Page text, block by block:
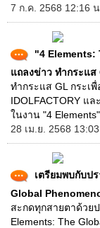
7 ก.ค. 2568 12:16
"4 Elements:
แถลงข่าว ทำกระแส
ทำกระแส GL กระเ
IDOLFACTORY แ
ในงาน "4 Elements"
28 เม.ย. 2568
เตรียมพบกับป
Global
สะกดทุกสายตาด้วย
Elements: The